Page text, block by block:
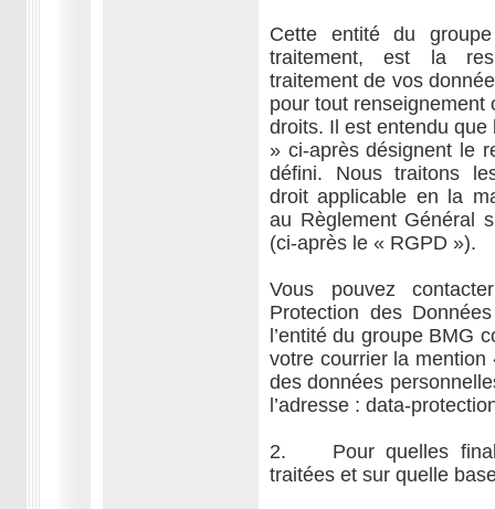
Cette entité du
traitement, est la
traitement de vos
pour tout renseignement
droits. Il est entendu
» ci-après désignent le
défini. Nous traitons
droit applicable en la
au Règlement Général
(ci-après le « RGPD »).
Vous pouvez
Protection des
l’entité du groupe BMG
votre courrier la mention
des données
l’adresse : data-
2. Pour quelles
traitées et sur quelle